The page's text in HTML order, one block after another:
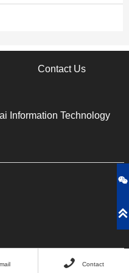
Contact Us
Information Technology
 Contact

